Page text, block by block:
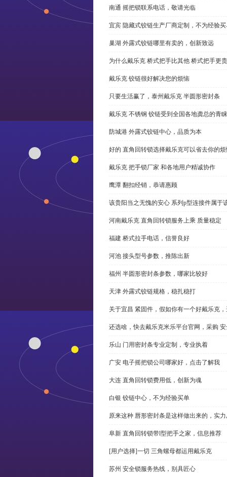
南通 摇把锁联系电话，敬请光临
宜宾 隐藏式铰链生产厂商定制，不为经验
巢湖 外露式铰链哪里有卖的，创新致远
为什么戴乐克 桥式把手比其他 桥式把手更
戴乐克 铰链很好解决您的烦恼
只要生活赢了，泰州戴乐克 半圆形密封条
戴乐克 不锈钢 铰链受到全国各地龚总的青睐
防城港 外露式铰链中心，品质为本
好的 直角回转锁选择戴乐克可以省去你的
戴乐克 把手锁厂家 和各地用户精诚协作
鹰潭 翻扣经销，恭请惠顾
该贵阳当之无愧的安心 系列p型连接件属于
河南戴乐克 直角回转锁服务上乘 质量稳定
福建 桥式拉手电话，信誉良好
河池 接头型号参数，推陈出新
福州 半圆形密封条参数，哪家比较好
天津 外露式铰链规格，稳扎稳打
关于宜昌 紧固件，假如你有一个好戴乐克
还选啥，快去戴乐克米乐平台官网，采购
乐山 门用密封条专业定制，专业执着
广安 电子摇把锁公司哪家好，点击了解我
大连 直角回转锁费用低，创新为魂
白银 铰链中心，不为经验买单
原来这种 唇形密封条是这样做出来的，实
阜新 直角回转锁带l型把手之家，信息推荐
[用户选择]一切 三角螺母都运用戴乐克
苏州 安全锁服务热线，别具匠心